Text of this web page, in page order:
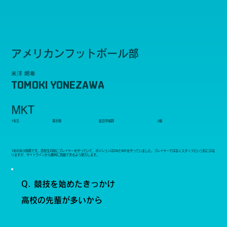
アメリカンフットボール部
米澤 明希
TOMOKI YONEZAWA
MKT
1年生 東京都 総合学域群 3類
Q. 競技を始めたきっかけ
高校の先輩が多いから
1年の米澤明希です。高校生の時にプレイヤーをやっていて、ポジションはDBとWRをやっていました。プレイヤーではなくスタッフという形にはな
りますが、サイドラインから勝利に貢献できるよう努力します。